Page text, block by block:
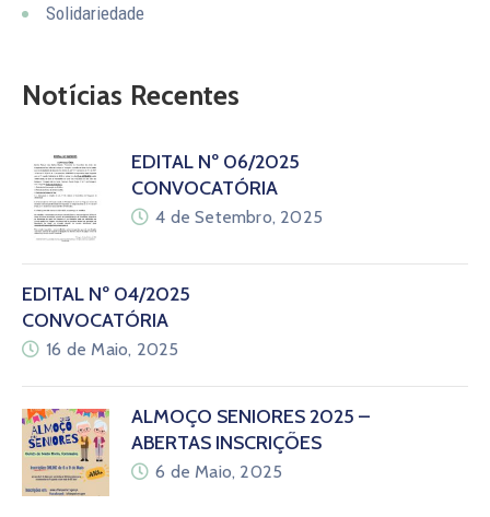
Solidariedade
Notícias Recentes
EDITAL Nº 06/2025
CONVOCATÓRIA
4 de Setembro, 2025
EDITAL Nº 04/2025
CONVOCATÓRIA
16 de Maio, 2025
ALMOÇO SENIORES 2025 –
ABERTAS INSCRIÇÕES
6 de Maio, 2025